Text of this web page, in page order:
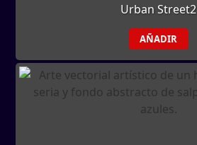
Urban Street2
AÑADIR